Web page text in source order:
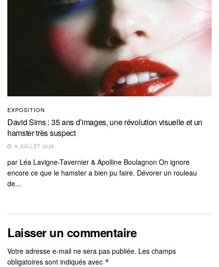
EXPOSITION
David Sims : 35 ans d’images, une révolution visuelle et un
hamster très suspect
9 JUILLET 2026
par Léa Lavigne-Tavernier & Apolline Boulagnon On ignore
encore ce que le hamster a bien pu faire. Dévorer un rouleau
de...
Laisser un commentaire
Votre adresse e-mail ne sera pas publiée. Les champs
obligatoires sont indiqués avec *